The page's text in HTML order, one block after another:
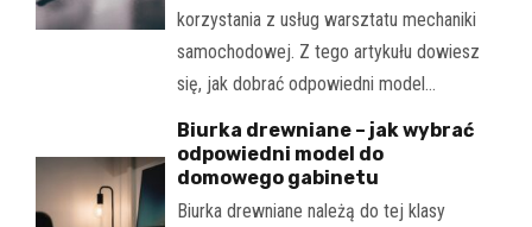
korzystania z usług warsztatu mechaniki
samochodowej. Z tego artykułu dowiesz
się, jak dobrać odpowiedni model…
Biurka drewniane – jak wybrać
odpowiedni model do
domowego gabinetu
Biurka drewniane należą do tej klasy